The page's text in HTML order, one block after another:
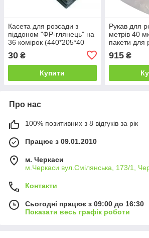
Касета для розсади з
піддоном "ФР-глянець" на
36 комірок (440*205*40
мм/43*43*40 мм/50 мл/450
мкм)
30 ₴
Купити
Рукав для
метрів 40
пакети для
915₴
Про нас
100% позитивних з 8 відгуків за рік
Працює з 09.01.2010
м. Черкаси
м.Черкаси вул.Смілянська, 173/1,
Контакти
Сьогодні працює з 09:00 до 16:30
Показати весь графік роботи